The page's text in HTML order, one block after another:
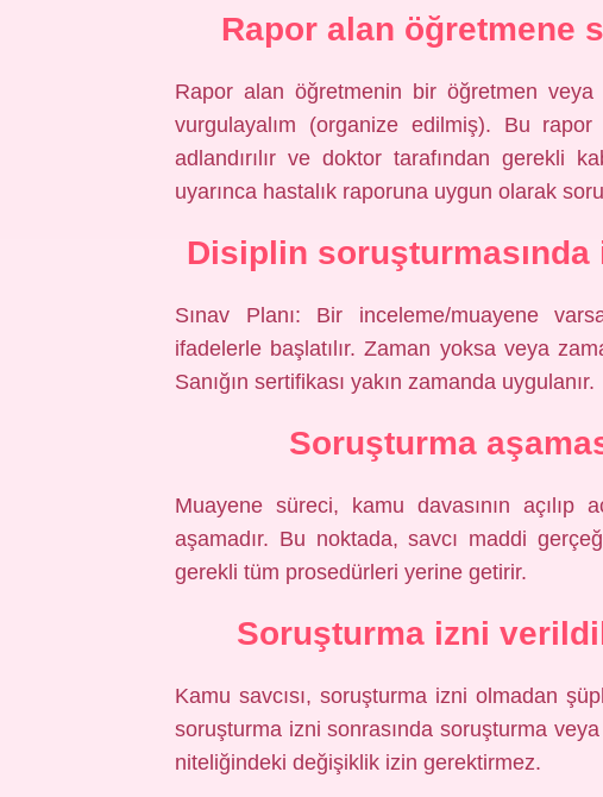
Rapor alan öğretmene
Rapor alan öğretmenin bir öğretmen
vurgulayalım (organize edilmiş). Bu
adlandırılır ve doktor tarafından gerekli
uyarınca hastalık raporuna uygun olarak
Disiplin soruşturmasında
Sınav Planı: Bir inceleme/muayene
ifadelerle başlatılır. Zaman yoksa veya
Sanığın sertifikası yakın zamanda uygulanır.
Soruşturma
Muayene süreci, kamu davasının açılıp
aşamadır. Bu noktada, savcı maddi
gerekli tüm prosedürleri yerine getirir.
Soruşturma izni
Kamu savcısı, soruşturma izni olmadan
soruşturma izni sonrasında soruşturma
niteliğindeki değişiklik izin gerektirmez.